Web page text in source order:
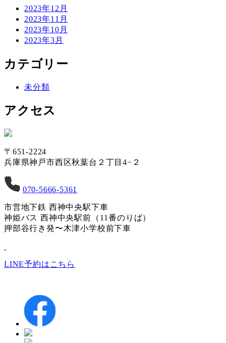
2023年12月
2023年11月
2023年10月
2023年3月
カテゴリー
未分類
アクセス
〒651-2224
兵庫県神戸市西区秋葉台２丁目4−２
070-5666-5361
市営地下鉄 西神中央駅下車
神姫バス 西神中央駅前（11番のりば）
押部谷行き発〜木津小学校前下車
LINE予約はこちら